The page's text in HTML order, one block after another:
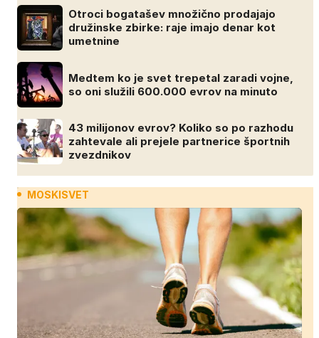
Otroci bogatašev množično prodajajo
družinske zbirke: raje imajo denar kot
umetnine
Medtem ko je svet trepetal zaradi vojne,
so oni služili 600.000 evrov na minuto
43 milijonov evrov? Koliko so po razhodu
zahtevale ali prejele partnerice športnih
zvezdnikov
MOSKISVET